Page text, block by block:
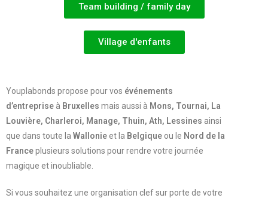
Team building / family day
Village d'enfants
Youplabonds propose pour vos événements
d’entreprise à Bruxelles mais aussi à Mons, Tournai, La
Louvière, Charleroi, Manage, Thuin, Ath, Lessines ainsi
que dans toute la Wallonieet la Belgique ou le Nord de la
Franceplusieurs solutions pour rendre votre journée
magique et inoubliable.
Si vous souhaitez une organisation clef sur porte de votre